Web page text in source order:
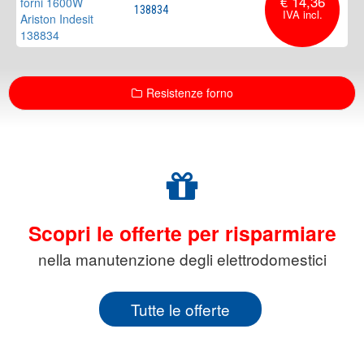
138834
Resistenze forno
Scopri le offerte per risparmiare
nella manutenzione degli elettrodomestici
Tutte le offerte